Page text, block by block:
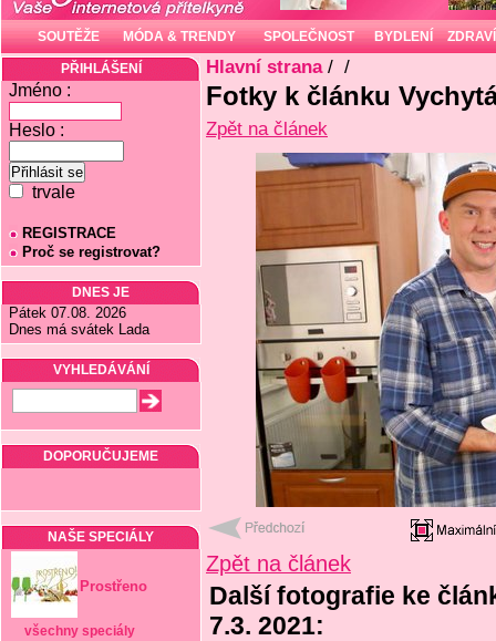
SOUTĚŽE MÓDA & TRENDY SPOLEČNOST BYDLENÍ ZDRAVÍ
PŘIHLÁŠENÍ
Jméno :
Heslo :
trvale
REGISTRACE
Proč se registrovat?
DNES JE
Pátek 07.08. 2026
Dnes má svátek Lada
VYHLEDÁVÁNÍ
DOPORUČUJEME
NAŠE SPECIÁLY
Prostřeno
všechny speciály
Hlavní strana/ /
Fotky k článku
Zpět na článek
Zpět na článek
Další fotografie ke
7.3. 2021: